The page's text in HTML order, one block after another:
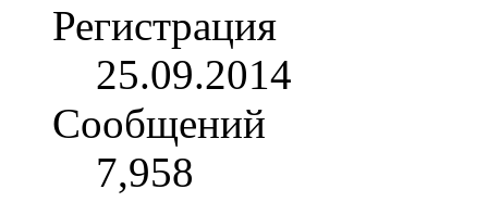
Регистрация
25.09.2014
Сообщений
7,958